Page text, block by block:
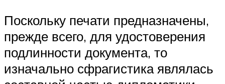
Поскольку печати предназначены,
прежде всего, для удостоверения
подлинности документа, то
изначально сфрагистика являлась